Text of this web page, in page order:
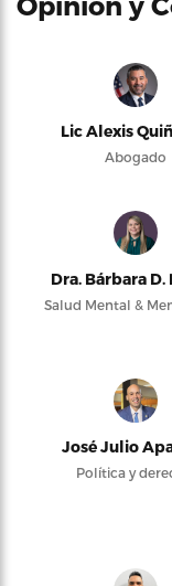
Lic Alexis
Abogado
Dra. Bárbara D.
Salud Mental &
José Julio
Política y